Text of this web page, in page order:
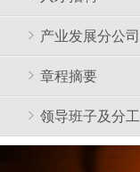
产业发展分公司
章程摘要
领导班子及分工